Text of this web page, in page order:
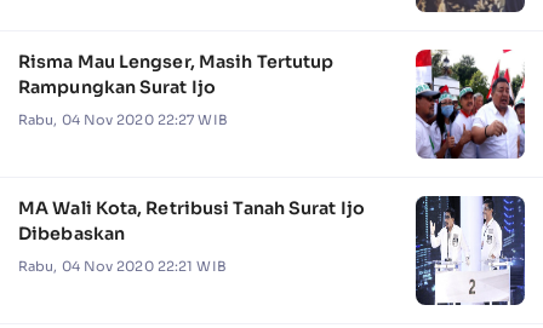
Risma Mau Lengser, Masih Tertutup
Rampungkan Surat Ijo
Rabu, 04 Nov 2020 22:27 WIB
MA Wali Kota, Retribusi Tanah Surat Ijo
Dibebaskan
Rabu, 04 Nov 2020 22:21 WIB